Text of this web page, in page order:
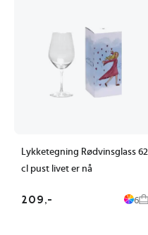
Lykketegning Rødvinsglass 62
cl pust livet er nå
209,- 6